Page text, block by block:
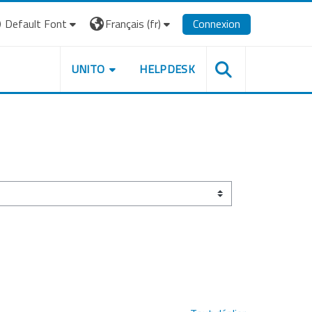
Default Font
Français ‎(fr)‎ Connexion
UNITO HELPDESK